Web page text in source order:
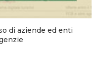
di aziende ed enti